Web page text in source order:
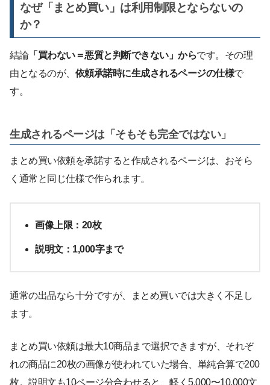
なぜ「まとめ買い」は利用制限とならないの
か？
結論「買わない＝悪質と判断できない」からです。その理
由となるのが、 依頼承諾時に生成されるページの仕様で
す。
生成されるページは「そもそも完全ではない」
まとめ買い依頼を承諾すると作成されるページは、おそら
く通常と同じ仕様で作られます。
画像上限：20枚
説明文：1,000字まで
通常の出品なら十分ですが、まとめ買いでは大きく不足し
ます。
まとめ買い依頼は最大10商品まで選択できますが、それぞ
れの商品に20枚の画像が使われていた場合、単純合算で200
枚。説明文も10ページ分合わせると、軽く5,000〜10,000文